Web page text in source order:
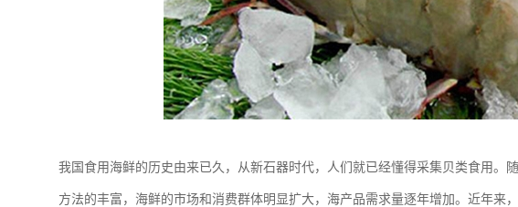
我国食用海鲜的历史由来已久，从新石器时代，人们就已经懂得采集贝类食用。
方法的丰富，海鲜的市场和消费群体明显扩大，海产品需求量逐年增加。近年来